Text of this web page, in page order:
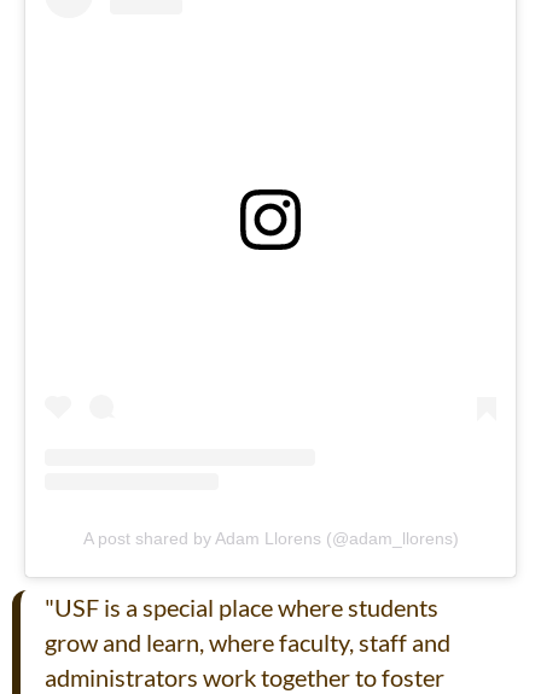
A post shared by Adam Llorens (@adam_llorens)
"USF is a special place where students
grow and learn, where faculty, staff and
administrators work together to foster